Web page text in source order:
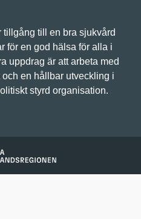
tillgång till en bra sjukvård
för en god hälsa för alla i
uppdrag är att arbeta med
en hållbar utveckling i
styrd organisation.